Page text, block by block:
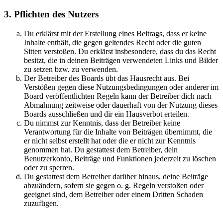
3. Pflichten des Nutzers
Du erklärst mit der Erstellung eines Beitrags, dass er keine
Inhalte enthält, die gegen geltendes Recht oder die guten
Sitten verstoßen. Du erklärst insbesondere, dass du das Recht
besitzt, die in deinen Beiträgen verwendeten Links und Bilder
zu setzen bzw. zu verwenden.
Der Betreiber des Boards übt das Hausrecht aus. Bei
Verstößen gegen diese Nutzungsbedingungen oder anderer im
Board veröffentlichten Regeln kann der Betreiber dich nach
Abmahnung zeitweise oder dauerhaft von der Nutzung dieses
Boards ausschließen und dir ein Hausverbot erteilen.
Du nimmst zur Kenntnis, dass der Betreiber keine
Verantwortung für die Inhalte von Beiträgen übernimmt, die
er nicht selbst erstellt hat oder die er nicht zur Kenntnis
genommen hat. Du gestattest dem Betreiber, dein
Benutzerkonto, Beiträge und Funktionen jederzeit zu löschen
oder zu sperren.
Du gestattest dem Betreiber darüber hinaus, deine Beiträge
abzuändern, sofern sie gegen o. g. Regeln verstoßen oder
geeignet sind, dem Betreiber oder einem Dritten Schaden
zuzufügen.